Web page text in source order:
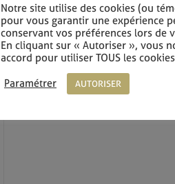
Notre site utilise des cookies (ou
pour vous garantir une expérience
conservant vos préférences lors de
En cliquant sur « Autoriser », vous
accord pour utiliser TOUS les
Paramétrer
AUTORISER